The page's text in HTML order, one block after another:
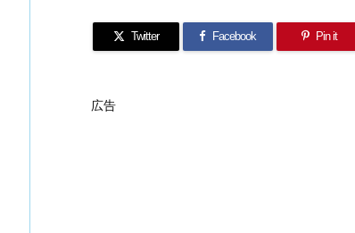
Twitter Facebook Pin it
広告